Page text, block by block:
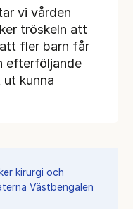
vi vården
tröskeln att
fler barn får
efterföljande
kunna
kirurgi och
Västbengalen